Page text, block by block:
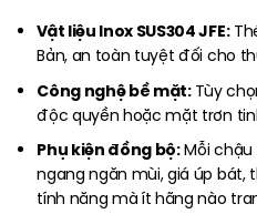
Vật liệu Inox SUS304 JFE:
Bản, an toàn tuyệt đối cho
Công nghệ bề mặt:Tùy
độc quyền hoặc mặt trơn
Phụ kiện đồng bộ:Mỗi chậu
ngang ngăn mùi, giá úp
tính năng mà ít hãng nào